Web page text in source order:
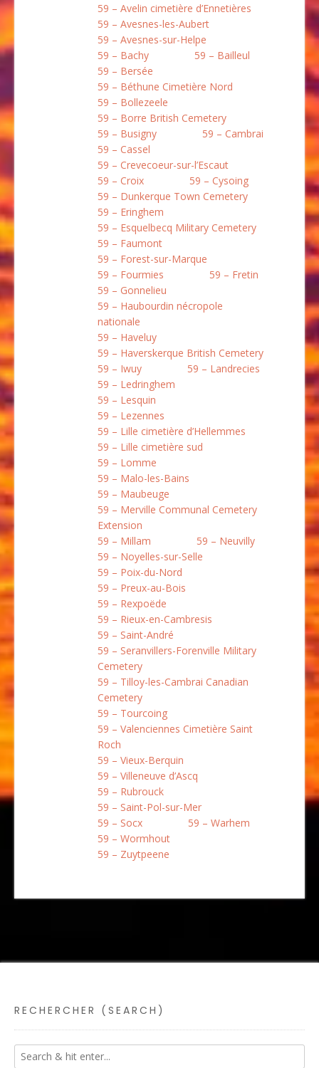
59 – Avelin cimetière d’Ennetières
59 – Avesnes-les-Aubert
59 – Avesnes-sur-Helpe
59 – Bachy
59 – Bailleul
59 – Bersée
59 – Béthune Cimetière Nord
59 – Bollezeele
59 – Borre British Cemetery
59 – Busigny
59 – Cambrai
59 – Cassel
59 – Crevecoeur-sur-l’Escaut
59 – Croix
59 – Cysoing
59 – Dunkerque Town Cemetery
59 – Eringhem
59 – Esquelbecq Military Cemetery
59 – Faumont
59 – Forest-sur-Marque
59 – Fourmies
59 – Fretin
59 – Gonnelieu
59 – Haubourdin nécropole
nationale
59 – Haveluy
59 – Haverskerque British Cemetery
59 – Iwuy
59 – Landrecies
59 – Ledringhem
59 – Lesquin
59 – Lezennes
59 – Lille cimetière d’Hellemmes
59 – Lille cimetière sud
59 – Lomme
59 – Malo-les-Bains
59 – Maubeuge
59 – Merville Communal Cemetery
Extension
59 – Millam
59 – Neuvilly
59 – Noyelles-sur-Selle
59 – Poix-du-Nord
59 – Preux-au-Bois
59 – Rexpoëde
59 – Rieux-en-Cambresis
59 – Saint-André
59 – Seranvillers-Forenville Military
Cemetery
59 – Tilloy-les-Cambrai Canadian
Cemetery
59 – Tourcoing
59 – Valenciennes Cimetière Saint
Roch
59 – Vieux-Berquin
59 – Villeneuve d’Ascq
59 – Rubrouck
59 – Saint-Pol-sur-Mer
59 – Socx
59 – Warhem
59 – Wormhout
59 – Zuytpeene
RECHERCHER (SEARCH)